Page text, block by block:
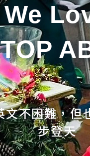
We
TOP
文不困難，但
步登天